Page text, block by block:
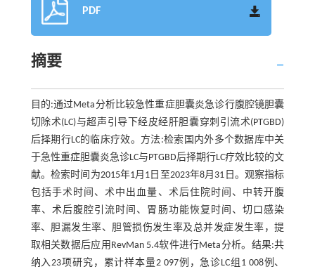
PDF
摘要
目的:通过Meta分析比较急性重症胆囊炎急诊行腹腔镜胆囊
切除术(LC)与超声引导下经皮经肝胆囊穿刺引流术(PTGBD)
后择期行LC的临床疗效。方法:检索国内外多个数据库中关
于急性重症胆囊炎急诊LC与PTGBD后择期行LC疗效比较的文
献。检索时间为2015年1月1日至2023年8月31日。观察指标
包括手术时间、术中出血量、术后住院时间、中转开腹
率、术后腹腔引流时间、胃肠功能恢复时间、切口感染
率、胆漏发生率、胆管损伤发生率及总并发症发生率，提
取相关数据后应用RevMan 5.4软件进行Meta分析。结果:共
纳入23项研究，累计样本量2 097例，急诊LC组1 008例、